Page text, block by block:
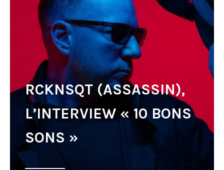
RCKNSQT (ASSASSIN),
L’INTERVIEW « 10 BONS
SONS »